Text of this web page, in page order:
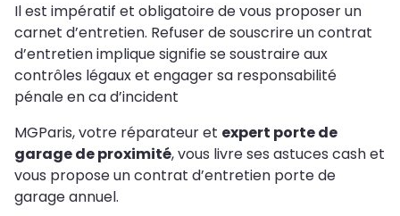
Il est impératif et obligatoire de vous proposer un
carnet d’entretien. Refuser de souscrire un contrat
d’entretien implique signifie se soustraire aux
contrôles légaux et engager sa responsabilité
pénale en ca d’incident
MGParis, votre réparateur et expert porte de
garage de proximité, vous livre ses astuces cash et
vous propose un contrat d’entretien porte de
garage annuel.